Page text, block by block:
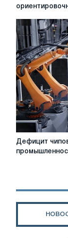
2020
ожидает
падения
продаж
горно-
продукции
на
14%
Дефицит
чипов
выручки
Дефицит